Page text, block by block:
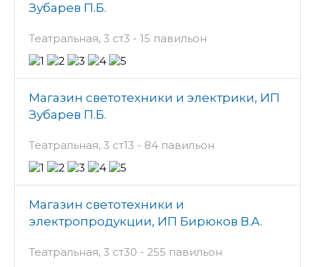
Зубарев П.Б.
Театральная, 3 ст3 - 15 павильон
Магазин светотехники и электрики, ИП
Зубарев П.Б.
Театральная, 3 ст13 - 84 павильон
Магазин светотехники и
электропродукции, ИП Бирюков В.А.
Театральная, 3 ст30 - 255 павильон